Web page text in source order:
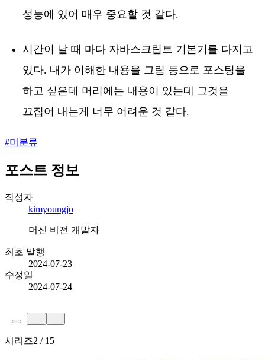
성능에 있어 매우 중요할 것 같다.
시간이 날 때 마다 자바스크립트 기본기를 다지고
있다. 내가 이해한 내용을 그림 등으로 포스팅을
하고 싶은데 머리에는 내용이 있는데 그것을
끄집어 내는게 너무 어려운 것 같다.
#미분류
포스트 정보
작성자
kimyoungjo
머신 비전 개발자
최초 발행
2024-07-23
수정일
2024-07-24
시리즈2 / 15